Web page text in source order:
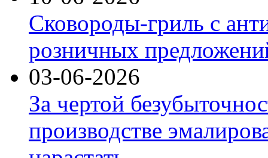
Сковороды-гриль с
розничных
03-06-2026
За чертой
производстве